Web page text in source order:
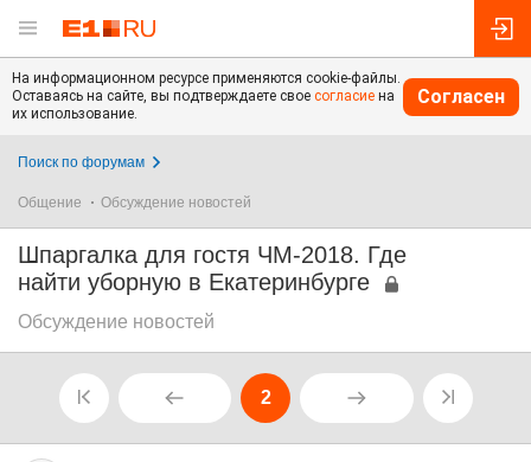
На информационном ресурсе применяются cookie-файлы.
Оставаясь на сайте, вы подтверждаете свое согласие на
их использование.
Согласен
Поиск по форумам
Общение Обсуждение новостей
Шпаргалка для гостя ЧМ-2018. Где
найти уборную в Екатеринбурге
Обсуждение новостей
2